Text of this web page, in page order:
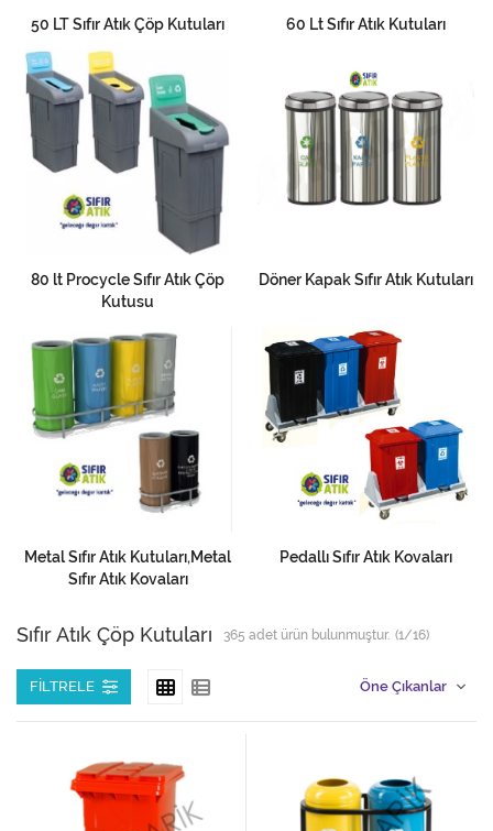
50 LT Sıfır Atık Çöp Kutuları 60 Lt Sıfır Atık Kutuları
80 lt Procycle Sıfır Atık Çöp
Kutusu
Döner Kapak Sıfır Atık Kutuları
Metal Sıfır Atık Kutuları,Metal
Sıfır Atık Kovaları
Pedallı Sıfır Atık Kovaları
Sıfır Atık Çöp Kutuları 365 adet ürün bulunmuştur. (1/16)
FILTRELE